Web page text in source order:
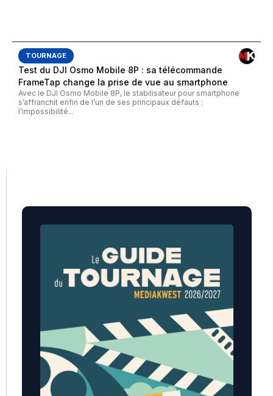
TOURNAGE
Test du DJI Osmo Mobile 8P : sa télécommande
FrameTap change la prise de vue au smartphone
Avec le DJI Osmo Mobile 8P, le stabilisateur pour smartphone
s’affranchit enfin de l’un de ses principaux défauts :
l’impossibilité...